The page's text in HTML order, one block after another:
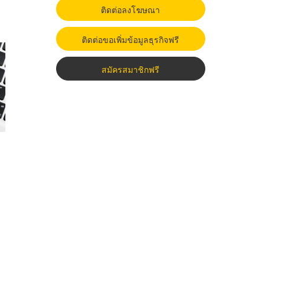
ติดต่อลงโฆษณา
ติดต่อขอเพิ่มข้อมูลธุรกิจฟรี
สมัครสมาชิกฟรี